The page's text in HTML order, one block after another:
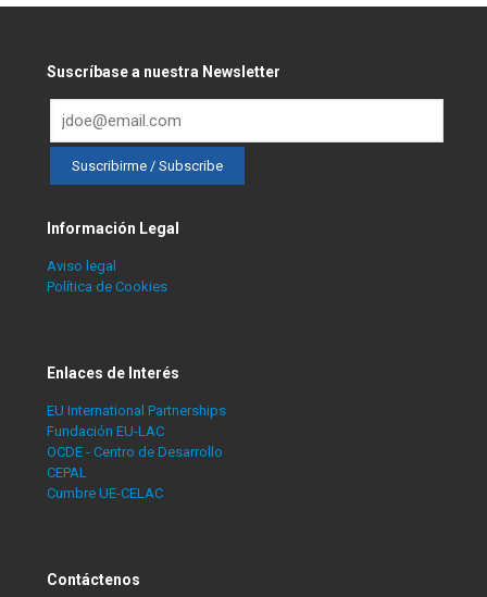
Suscríbase a nuestra Newsletter
Información Legal
Aviso legal
Política de Cookies
Enlaces de Interés
EU International Partnerships
Fundación EU-LAC
OCDE - Centro de Desarrollo
CEPAL
Cumbre UE-CELAC
Contáctenos